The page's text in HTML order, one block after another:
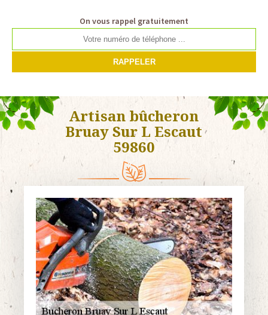
On vous rappel gratuitement
Artisan bûcheron
Bruay Sur L Escaut
59860